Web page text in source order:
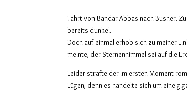
Fahrt von Bandar Abbas nach Busher.
bereits dunkel.
Doch auf einmal erhob sich zu meiner
meinte, der Sternenhimmel sei auf die
Leider strafte der im ersten Moment
Lügen, denn es handelte sich um eine